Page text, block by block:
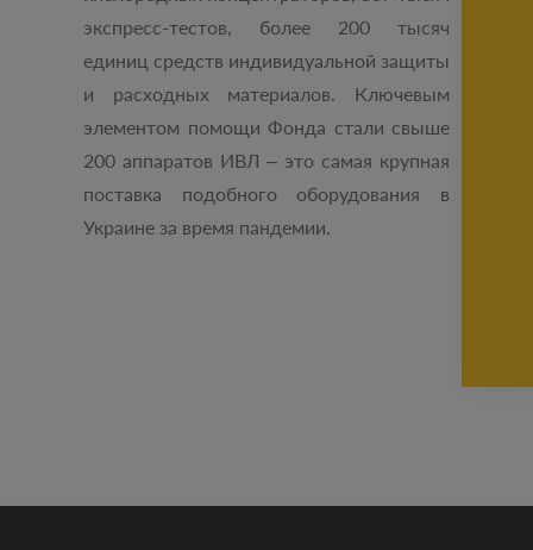
экспресс-тестов, более 200 тысяч
единиц средств индивидуальной защиты
и расходных материалов. Ключевым
элементом помощи Фонда стали свыше
200 аппаратов ИВЛ – это самая крупная
поставка подобного оборудования в
Украине за время пандемии.